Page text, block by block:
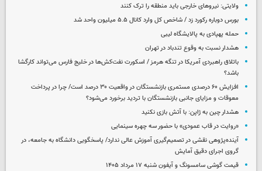
ولایتی: نیروهای خارجی باید منطقه را ترک کنند
بورس دوباره رکورد زد / شاخص کل وارد کانال ۵.۵ میلیون واحد شد
حمله پهپادی به پالایشگاه لیبی
هشدار نسبت به وقوع تندباد در تهران
باتلاق راهبردی آمریکا در تنگه هرمز / اسکورت نفت‌کش‌ها در خلیج فارس می‌تواند کارگشا
باشد؟
افزایش ۶۰ درصدی مستمری‌ بازنشستگان در واقعیت ۳۰ درصد است/ چرا در پرداخت
معوقات و مزایای جانبی بازنشستگان با تردید برخورد می‌شود؟
هشدار چین به ژاپن: با آتش بازی نکنید
«روایت در قاب عمودی» با حضور سه چهره سینمایی
آینده‌پژوهی نقشی در تصمیم‌گیری آموزش عالی ندارد/ پاسخگویی دانشگاه به جامعه، در
گروی اجرای دقیق آمایش
قیمت گوشی سامسونگ و آیفون شنبه ۱۷ مرداد ۱۴۰۵